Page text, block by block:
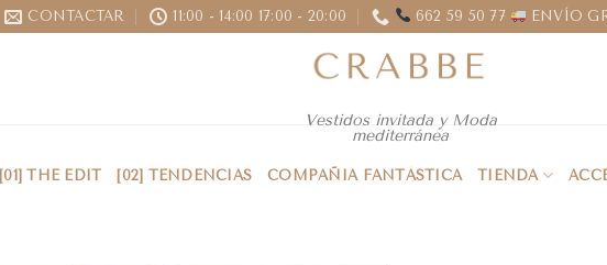
CONTACTAR 11:00 - 14:00 17:00 - 20:00 662 59 50 77 ENVÍO
Vestidos invitada y Moda
mediterránea
[01] THE EDIT [02] TENDENCIAS COMPAÑIA FANTÁSTICA TIENDA